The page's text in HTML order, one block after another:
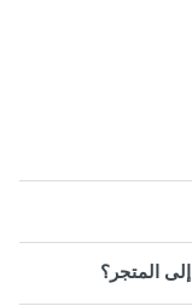
إلى المتجر؟